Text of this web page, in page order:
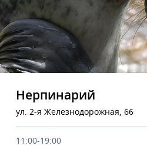
Нерпинарий
ул. 2-я Железнодорожная, 66
11:00-19:00